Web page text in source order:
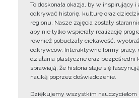
To doskonała okazja, by w inspirujący
odkrywać historię, kulturę oraz
regionu. Nasze zajęcia zostały
aby nie tylko wspierały realizację
również pobudzały ciekawość,
odkrywców. Interaktywne formy pracy,
działania plastyczne oraz
sprawiają, że historia staje się
nauką poprzez doświadczenie.
Dziękujemy wszystkim nauczycielom